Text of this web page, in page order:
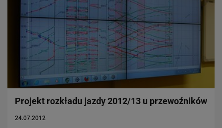
Projekt rozkładu jazdy 2012/13 u przewoźników
24.07.2012